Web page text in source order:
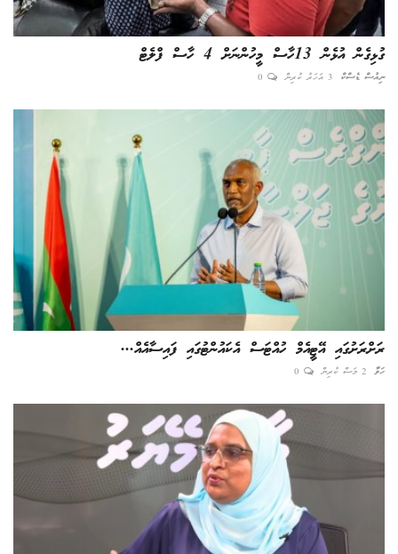
ގުޅިގެން އުޅެން 13ހާސް މީހުންނަށް 4 ހާސް ފްލެޓް
ނިއުސް ޑެސްކް 3 އަހަރު ކުރިން 0
ރަށްރަށުގައި އޭޓީއެމް ހުއްޓަސް އެކައުންޓުގައި ފައިސާއެއް...
ހަވާ 2 މަސް ކުރިން 0